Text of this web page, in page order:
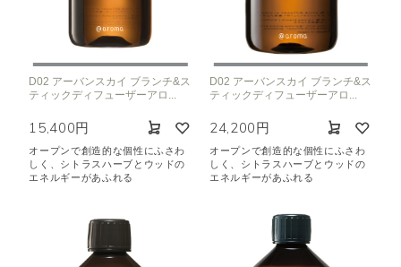
D02 アーバンスカイ ブランチ&ス
ティックディフューザーアロ...
15,400円
オープンで創造的な個性にふさわ
しく、シトラスハーブとウッドの
エネルギーがあふれる
D02 アーバンスカイ ブランチ&ス
ティックディフューザーアロ...
24,200円
オープンで創造的な個性にふさわ
しく、シトラスハーブとウッドの
エネルギーがあふれる